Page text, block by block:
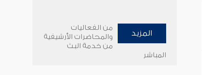
المزيد
من الفعاليات
والمحاضرات الأرشيفية
من خدمة البث
المباشر